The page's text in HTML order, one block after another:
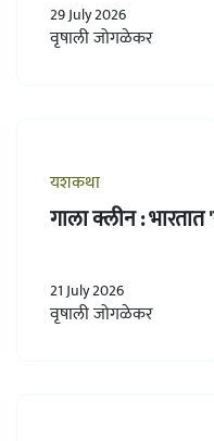
29 July 2026
वृषाली जोगळेकर
यशकथा
गाला क्लीन :
21 July 2026
वृषाली जोगळेकर